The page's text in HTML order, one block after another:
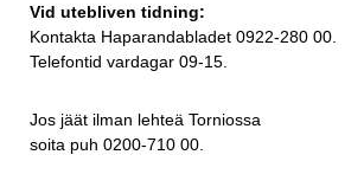
Vid utebliven tidning:
Kontakta Haparandabladet 0922-280 00.
Telefontid vardagar 09-15.
Jos jäät ilman lehteä Torniossa
soita puh 0200-710 00.